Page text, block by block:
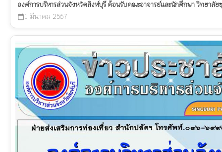
องค์การบริหารส่วนจังหวัดสิงห์บุรี ต้อนรับคณะอาจารย์และนักศึกษา วิทยาลั
calendar_today1 มีนาคม 2567